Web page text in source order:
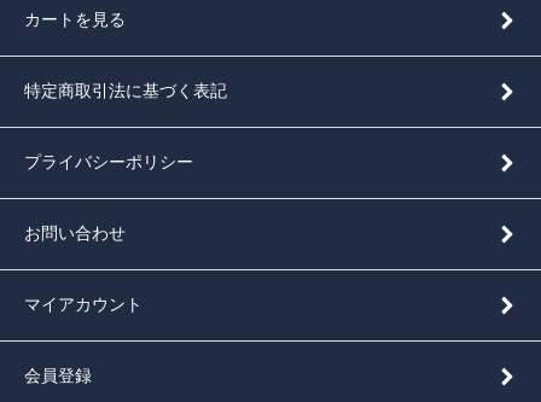
カートを見る
特定商取引法に基づく表記
プライバシーポリシー
お問い合わせ
マイアカウント
会員登録